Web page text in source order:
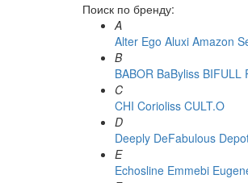
Поиск по бренду:
A
Alter Ego Aluxi Amazon
B
BABOR BaByliss BIFULL
C
CHI Corioliss CULT.O
D
Deeply DeFabulous
E
Echosline Emmebi